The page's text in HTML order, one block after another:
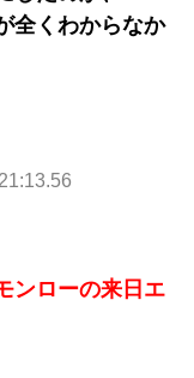
全くわからなか
ンローの来日エ